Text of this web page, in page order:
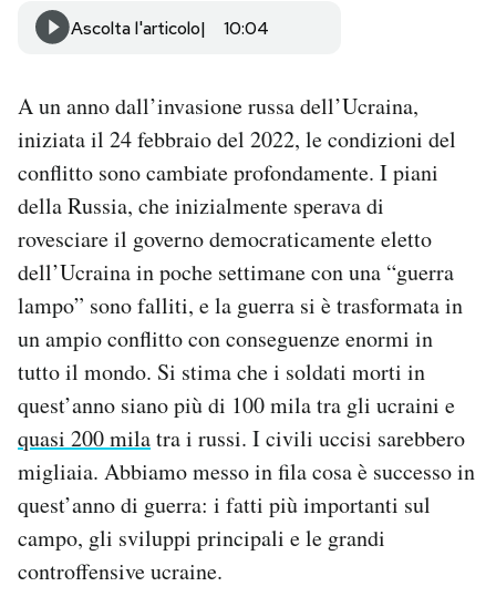
SHOP
Area Personale
Newsletter
Notifiche mobile
Hai bisogno di aiuto?
Esci
Ascolta l'articolo 10:04
A un anno dall’invasione russa dell’Ucraina,
iniziata il 24 febbraio del 2022, le condizioni del
conflitto sono cambiate profondamente. I piani
della Russia, che inizialmente sperava di
rovesciare il governo democraticamente eletto
dell’Ucraina in poche settimane con una “guerra
lampo” sono falliti, e la guerra si è trasformata in
un ampio conflitto con conseguenze enormi in
tutto il mondo. Si stima che i soldati morti in
quest’anno siano più di 100 mila tra gli ucraini e
quasi 200 milatra i russi. I civili uccisi sarebbero
migliaia. Abbiamo messo in fila cosa è successo in
quest’anno di guerra: i fatti più importanti sul
campo, gli sviluppi principali e le grandi
controffensive ucraine.